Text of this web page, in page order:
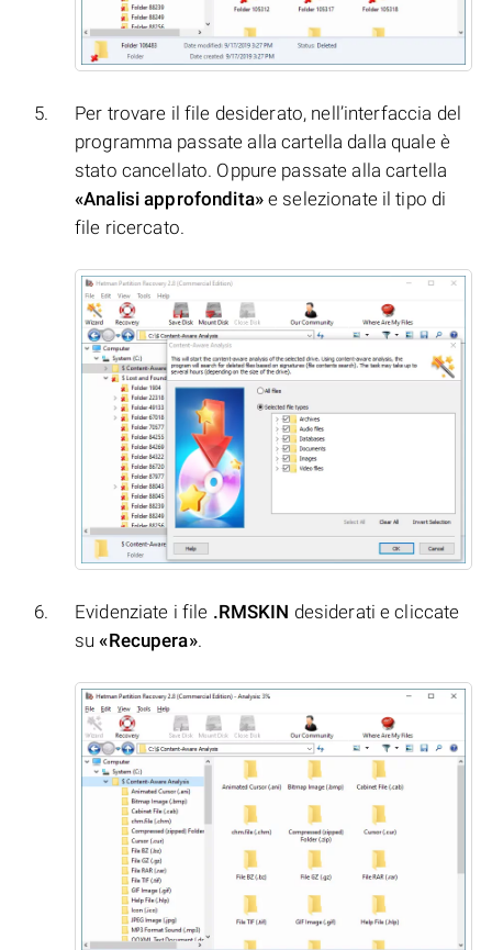
Per trovare il file desiderato, nell’interfaccia del
programma passate alla cartella dalla quale è
stato cancellato. Oppure passate alla cartella
«Analisi approfondita»e selezionate il tipo di
file ricercato.
Evidenziate i file .RMSKIN desiderati e cliccate
su«Recupera».